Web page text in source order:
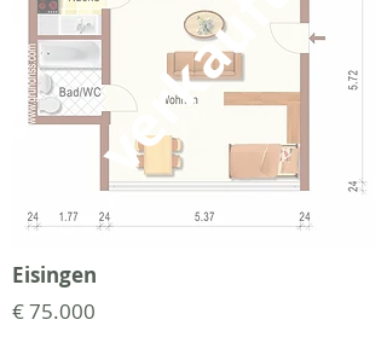
verkauft
Eisingen
€ 75.000